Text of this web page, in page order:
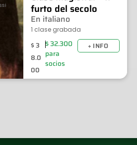
furto del secolo
En italiano
1 clase grabada
$3
8.0
00
$32.300
para
socios
+ INFO